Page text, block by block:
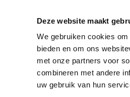
Deze website maakt
We gebruiken cookies
bieden en om ons
met onze partners voor
combineren met andere
uw gebruik van hun
Zoek huisdier Plaats